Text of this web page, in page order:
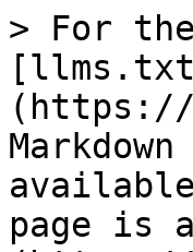
> For
(https://
page is